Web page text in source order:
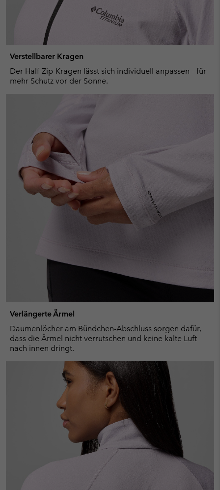
Verstellbarer Kragen
Der Half-Zip-Kragen lässt sich individuell anpassen – für
mehr Schutz vor der Sonne.
Verlängerte Ärmel
Daumenlöcher am Bündchen-Abschluss sorgen dafür,
dass die Ärmel nicht verrutschen und keine kalte Luft
nach innen dringt.